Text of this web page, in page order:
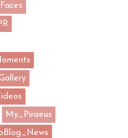
Faces
My_Piraeus